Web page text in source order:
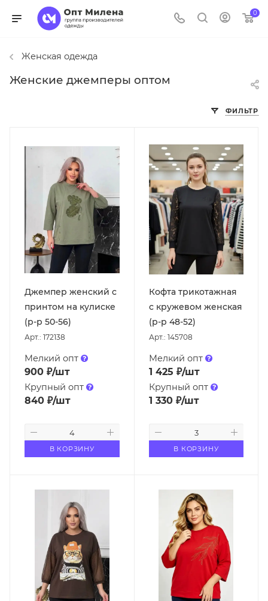
0
Женская одежда
Женские джемперы оптом
ФИЛЬТР
Джемпер женский с
принтом на кулиске
(р-р 50-56)
Арт.: 172138
Мелкий опт
900 ₽/шт
Крупный опт
840 ₽/шт
В КОРЗИНУ
Кофта трикотажная
с кружевом женская
(р-р 48-52)
Арт.: 145708
Мелкий опт
1 425 ₽/шт
Крупный опт
1 330₽/шт
В КОРЗИНУ